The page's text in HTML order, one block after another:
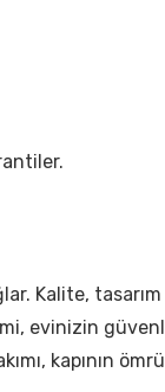
Kalite,
evinizin
kapının